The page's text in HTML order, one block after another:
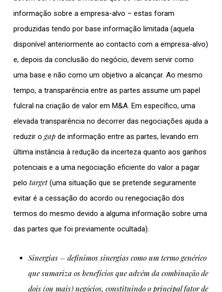
informação sobre a empresa-alvo – estas foram
produzidas tendo por base informação limitada (aquela
disponível anteriormente ao contacto com a empresa-alvo)
e, depois da conclusão do negócio, devem servir como
uma base e não como um objetivo a alcançar. Ao mesmo
tempo, a transparência entre as partes assume um papel
fulcral na criação de valor em M&A. Em específico, uma
elevada transparência no decorrer das negociações ajuda a
reduzir o gapde informação entre as partes, levando em
última instância à redução da incerteza quanto aos ganhos
potenciais e a uma negociação eficiente do valor a pagar
pelo target(uma situação que se pretende seguramente
evitar é a cessação do acordo ou renegociação dos
termos do mesmo devido a alguma informação sobre uma
das partes que foi previamente ocultada).
Sinergias– definimos sinergias como um termo genérico
que sumariza os benefícios que advêm da combinação de
dois (ou mais) negócios, constituindo o principal fator de